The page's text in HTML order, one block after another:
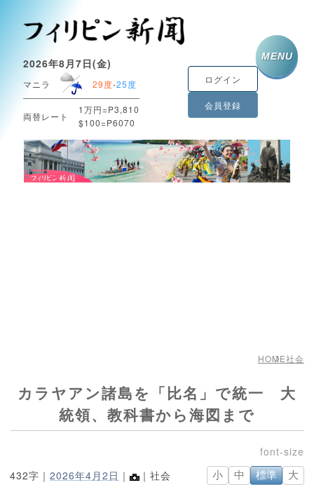
2026年8月7日(金)
マニラ 29度-25度
両替レート
1万円=P3,810
$100=P6070
ログイン
会員登録
MENU
HOME社会
カラヤアン諸島を「比名」で統一 大
統領、教科書から海図まで
432字｜ 2026年4月2日 ｜ ｜社会 小 中 標準 大